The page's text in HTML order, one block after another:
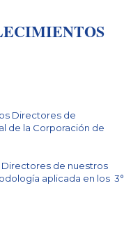
Directores de
de la Corporación de
de nuestros
aplicada en los 3°